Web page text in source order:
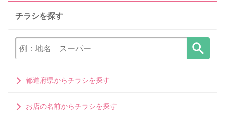
チラシを探す
都道府県からチラシを探す
お店の名前からチラシを探す